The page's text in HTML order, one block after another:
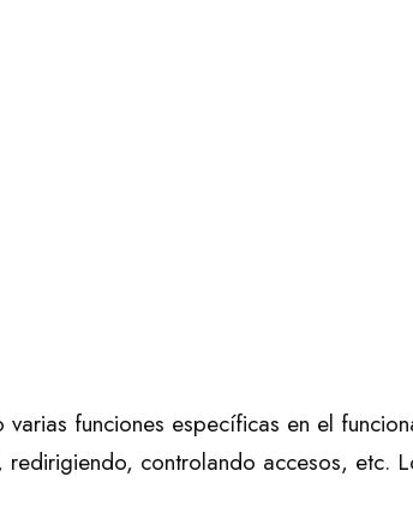
funciones específicas en el
controlando accesos, etc.